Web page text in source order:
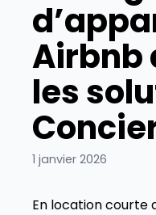
Airbnb
les
1 janvier 2026
En location courte